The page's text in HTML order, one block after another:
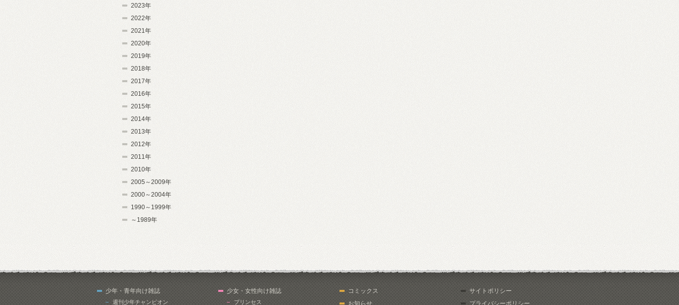
2023年
2022年
2021年
2020年
2019年
2018年
2017年
2016年
2015年
2014年
2013年
2012年
2011年
2010年
2005～2009年
2000～2004年
1990～1999年
～1989年
少年・青年向け雑誌
週刊少年チャンピオン
少女・女性向け雑誌
プリンセス
コミックス
お知らせ
サイトポリシー
プライバシーポリシー